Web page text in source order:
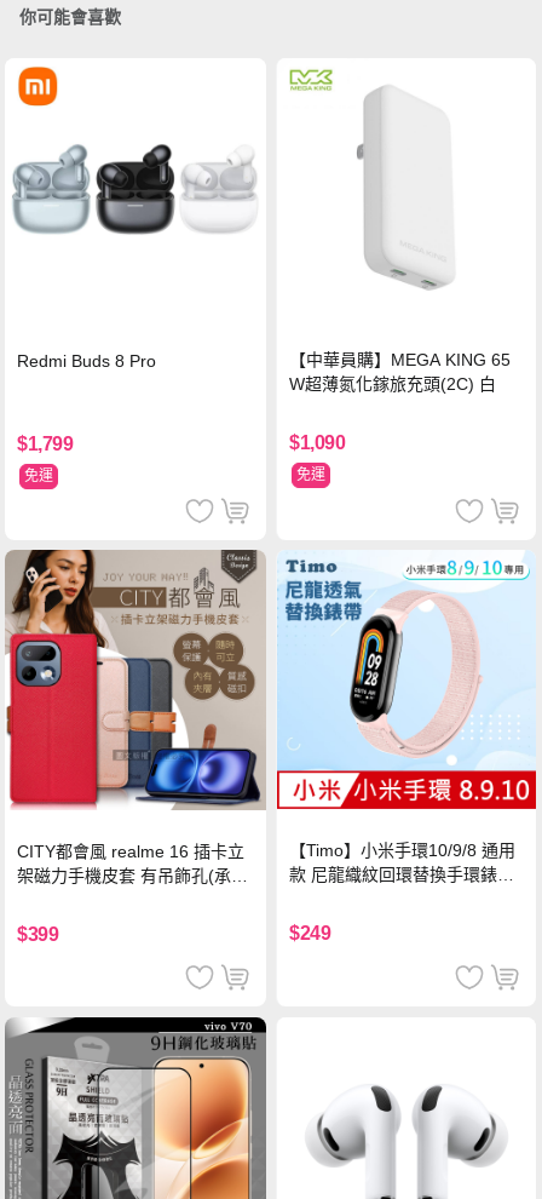
你可能會喜歡
Redmi Buds 8 Pro
$1,799
免運
【中華員購】MEGA KING 65
W超薄氮化鎵旅充頭(2C) 白
$1,090
免運
CITY都會風 realme 16 插卡立
架磁力手機皮套 有吊飾孔(承諾
$399
【Timo】小米手環10/9/8 通用
款 尼龍織紋回環替換手環錶帶-
$249